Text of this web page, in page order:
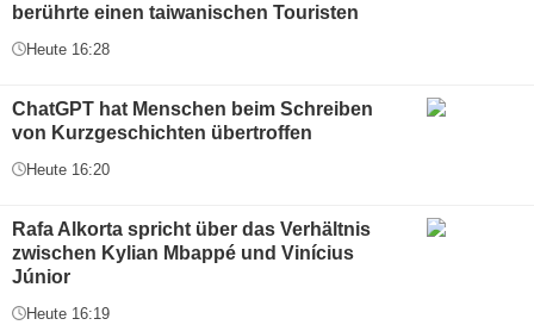
berührte einen taiwanischen Touristen
Heute 16:28
ChatGPT hat Menschen beim Schreiben
von Kurzgeschichten übertroffen
Heute 16:20
Rafa Alkorta spricht über das Verhältnis
zwischen Kylian Mbappé und Vinícius
Júnior
Heute 16:19